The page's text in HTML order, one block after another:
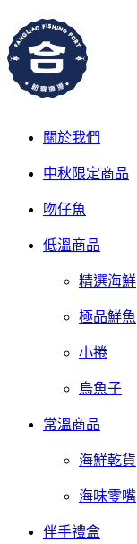
關於我們
中秋限定商品
吻仔魚
低溫商品
精選海鮮
極品鮮魚
小捲
烏魚子
常溫商品
海鮮乾貨
海味零嘴
伴手禮盒